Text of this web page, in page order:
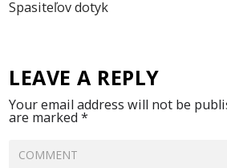
Spasiteľov dotyk
LEAVE A REPLY
Your email address will not be
are marked*